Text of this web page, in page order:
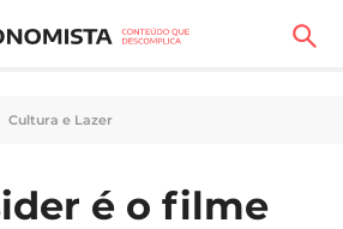
Cultura e Lazer
é o filme